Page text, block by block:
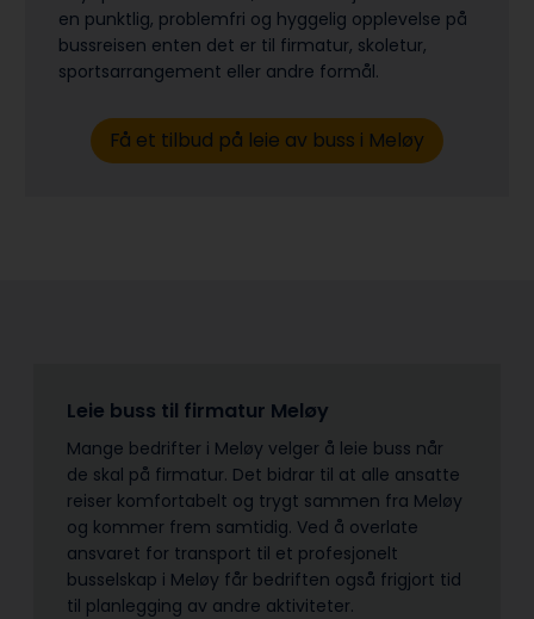
en punktlig, problemfri og hyggelig opplevelse på
bussreisen enten det er til firmatur, skoletur,
sports­arrangement eller andre formål.
Få et tilbud på leie av buss i Meløy
Leie buss til firmatur Meløy
Mange bedrifter i Meløy velger å leie buss når
de skal på firmatur. Det bidrar til at alle ansatte
reiser komfortabelt og trygt sammen fra Meløy
og kommer frem samtidig. Ved å overlate
ansvaret for transport til et profesjonelt
busselskap i Meløy får bedriften også frigjort tid
til planlegging av andre aktiviteter.